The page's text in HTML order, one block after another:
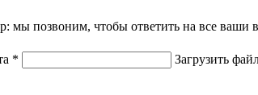
мы позвоним, чтобы ответить на все ваши
* Загрузить